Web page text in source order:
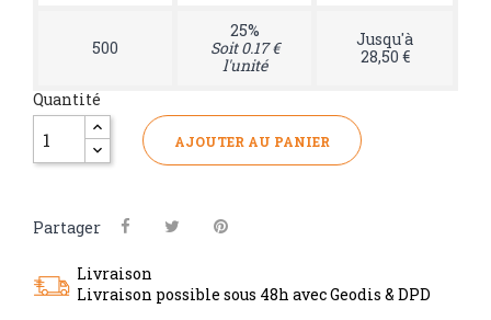
500
25%
Soit 0.17 €
l'unité
Jusqu'à
28,50 €
Quantité
AJOUTER AU PANIER
Partager
Livraison
Livraison possible sous 48h avec Geodis & DPD